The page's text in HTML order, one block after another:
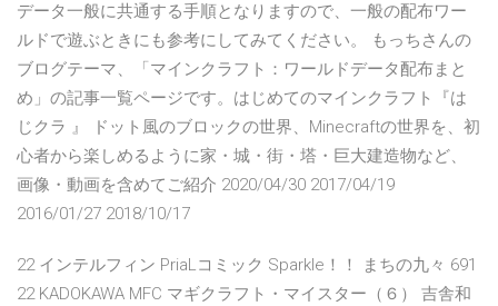
データ一般に共通する手順となりますので、一般の配布ワー
ルドで遊ぶときにも参考にしてみてください。 もっちさんの
ブログテーマ、「マインクラフト：ワールドデータ配布まと
め」の記事一覧ページです。はじめてのマインクラフト『は
じクラ 』 ドット風のブロックの世界、Minecraftの世界を、初
心者から楽しめるように家・城・街・塔・巨大建造物など、
画像・動画を含めてご紹介 2020/04/30 2017/04/19
2016/01/27 2018/10/17
22 インテルフィン PriaLコミック Sparkle！！ まちの九々 691
22 KADOKAWA MFC マギクラフト・マイスター（６） 吉舎和